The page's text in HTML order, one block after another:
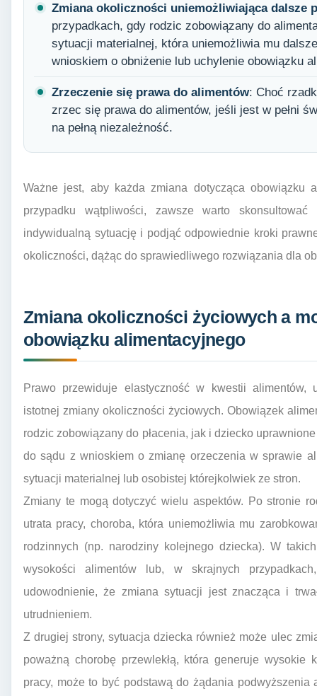
Zmiana okoliczności uniemożliwiająca dalsze
przypadkach, gdy rodzic zobowiązany do
sytuacji materialnej, która uniemożliwia mu
wnioskiem o obniżenie lub uchylenie obowiązku
Zrzeczenie się prawa do alimentów: Choć
zrzec się prawa do alimentów, jeśli jest w pełni
na pełną niezależność.
Ważne jest, aby każda zmiana dotycząca obowiązku
przypadku wątpliwości, zawsze warto
indywidualną sytuację i podjąć odpowiednie kroki
okoliczności, dążąc do sprawiedliwego rozwiązania dla
Zmiana okoliczności życiowych a
obowiązku alimentacyjnego
Prawo przewiduje elastyczność w kwestii alimentów,
istotnej zmiany okoliczności życiowych. Obowiązek
rodzic zobowiązany do płacenia, jak i dziecko
do sądu z wnioskiem o zmianę orzeczenia w sprawie
sytuacji materialnej lub osobistej którejkolwiek ze stron.
Zmiany te mogą dotyczyć wielu aspektów. Po stronie
utrata pracy, choroba, która uniemożliwia mu
rodzinnych (np. narodziny kolejnego dziecka). W
wysokości alimentów lub, w skrajnych
udowodnienie, że zmiana sytuacji jest znacząca i
utrudnieniem.
Z drugiej strony, sytuacja dziecka również może ulec
poważną chorobę przewlekłą, która generuje
pracy, może to być podstawą do żądania